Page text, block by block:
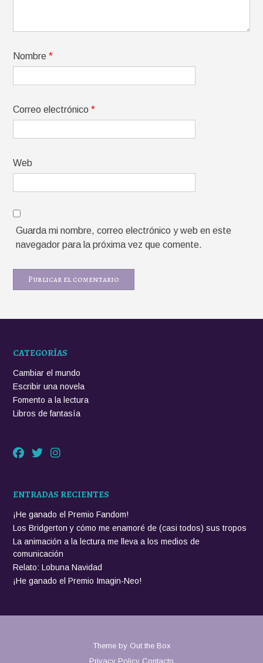
Nombre *
Correo electrónico *
Web
Guarda mi nombre, correo electrónico y web en este
navegador para la próxima vez que comente.
CATEGORÍAS
Cambiar el mundo
Escribir una novela
Fomento a la lectura
Libros de fantasía
ENTRADAS RECIENTES
¡He ganado el Premio Fandom!
Los Bridgerton y cómo me enamoré de (casi todos) sus tropos
La animación a la lectura me lleva a los medios de
comunicación
Relato: Lobuna Navidad
¡He ganado el Premio Imagin-Neo!
Theme by Out the Box
Privacy Policy Contacto